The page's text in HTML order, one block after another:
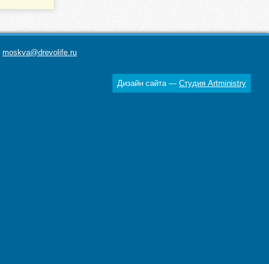
moskva@drevolife.ru
Дизайн сайта — Студия Artministry